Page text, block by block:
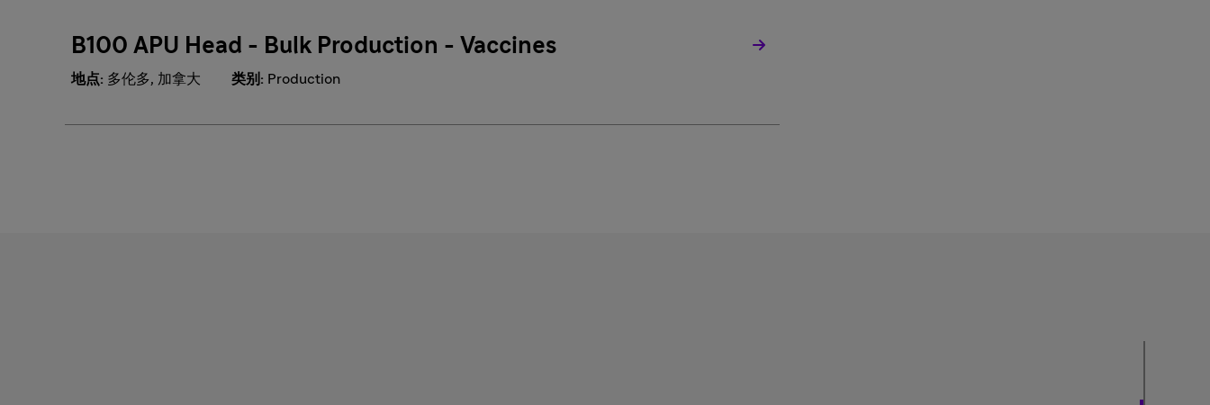
B100 APU Head - Bulk Production - Vaccines
地点: 多伦多, 加拿大 类别: Production